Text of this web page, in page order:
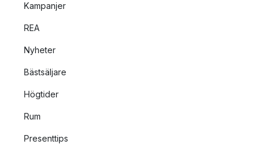
Kampanjer
REA
Nyheter
Bästsäljare
Högtider
Rum
Presenttips